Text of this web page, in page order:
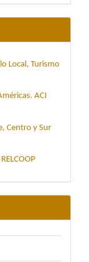
Local, Turismo
ACI
Centro y Sur